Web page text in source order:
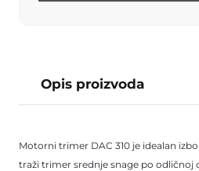
Opis proizvoda
Motorni trimer DAC 310 je idealan
traži trimer srednje snage po odličnoj